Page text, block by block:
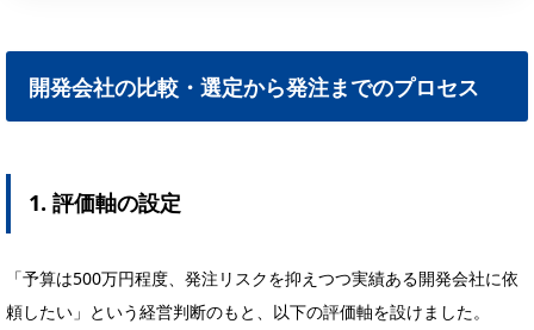
開発会社の比較・選定から発注までのプロセス
1. 評価軸の設定
「予算は500万円程度、発注リスクを抑えつつ実績ある開発会社に依
頼したい」という経営判断のもと、以下の評価軸を設けました。